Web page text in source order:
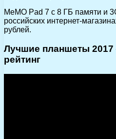
MeMO Pad 7 с 8 ГБ памяти и
российских интернет-
рублей.
Лучшие планшеты
рейтинг